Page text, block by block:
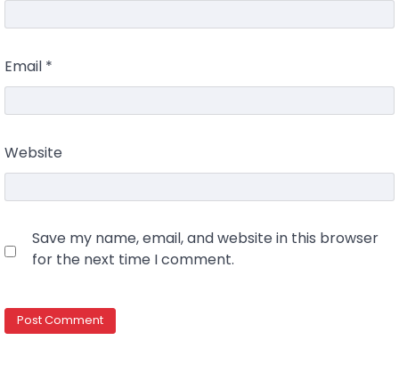
Email *
Website
Save my name, email, and website in this browser
for the next time I comment.